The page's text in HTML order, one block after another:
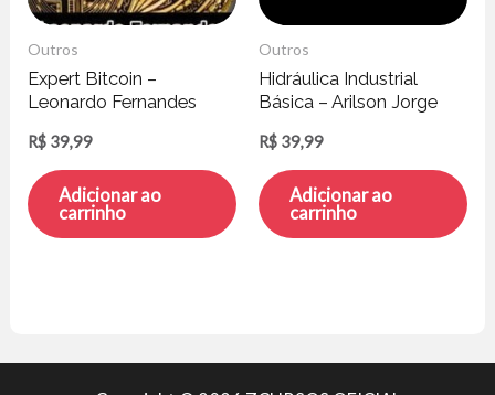
Outros
Expert Bitcoin –
Leonardo Fernandes
R$ 39,99
Adicionar ao
carrinho
Outros
Hidráulica Industrial
Básica – Arilson Jorge
R$ 39,99
Adicionar ao
carrinho